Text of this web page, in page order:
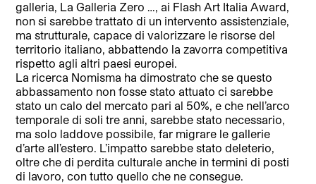
galleria, La Galleria Zero …, ai Flash Art Italia Award,
non si sarebbe trattato di un intervento assistenziale,
ma strutturale, capace di valorizzare le risorse del
territorio italiano, abbattendo la zavorra competitiva
rispetto agli altri paesi europei.
La ricerca Nomisma ha dimostrato che se questo
abbassamento non fosse stato attuato ci sarebbe
stato un calo del mercato pari al 50%, e che nell’arco
temporale di soli tre anni, sarebbe stato necessario,
ma solo laddove possibile, far migrare le gallerie
d’arte all’estero. L’impatto sarebbe stato deleterio,
oltre che di perdita culturale anche in termini di posti
di lavoro, con tutto quello che ne consegue.